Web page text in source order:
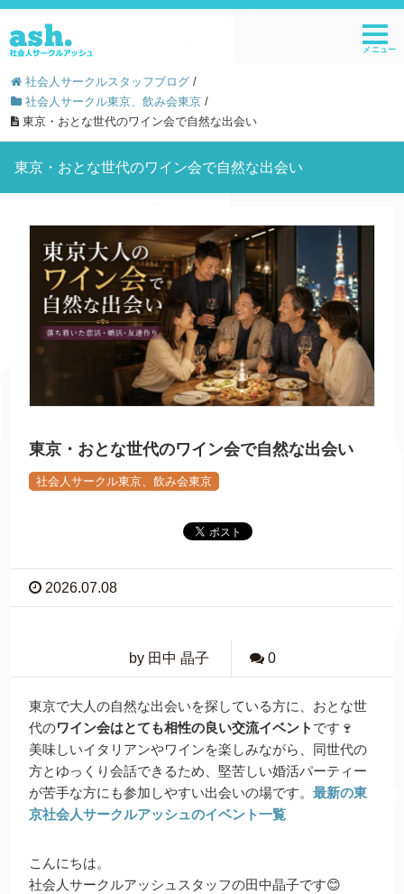
社会人サークルスタッフブログ /
社会人サークル東京、飲み会東京 /
東京・おとな世代のワイン会で自然な出会い
東京・おとな世代のワイン会で自然な出会い
東京・おとな世代のワイン会で自然な出会い
社会人サークル東京、飲み会東京
2026.07.08
by 田中 晶子 0
東京で大人の自然な出会いを探している方に、おとな世
代のワイン会はとても相性の良い交流イベント です🍷
美味しいイタリアンやワインを楽しみながら、同世代の
方とゆっくり会話できるため、堅苦しい婚活パーティー
が苦手な方にも参加しやすい出会いの場です。 最新の東
京社会人サークルアッシュのイベント一覧
こんにちは。
社会人サークルアッシュスタッフの田中晶子です😊